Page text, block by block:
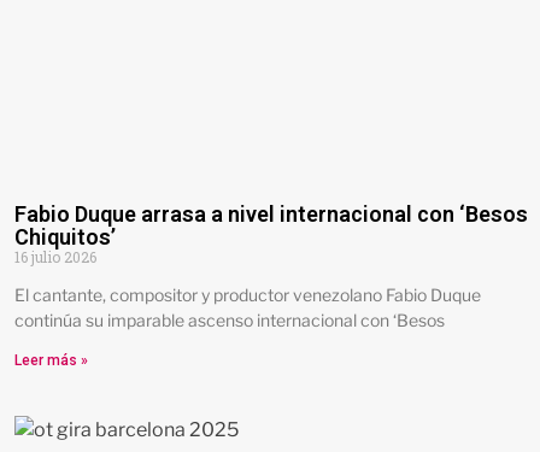
Fabio Duque arrasa a nivel internacional con ‘Besos
Chiquitos’
16 julio 2026
El cantante, compositor y productor venezolano Fabio Duque
continúa su imparable ascenso internacional con ‘Besos
Leer más »